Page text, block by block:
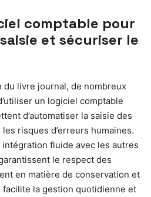
comptable pour
et sécuriser le
livre journal, de nombreux
un logiciel comptable
d’automatiser la saisie des
risques d’erreurs humaines.
fluide avec les autres
le respect des
en matière de conservation et
la gestion quotidienne et